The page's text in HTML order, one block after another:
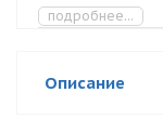
подробнее...
Описание